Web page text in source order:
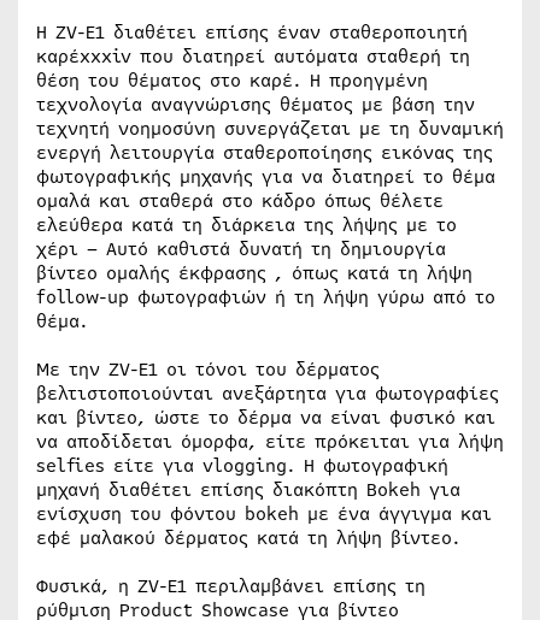
Η ZV-E1 διαθέτει επίσης έναν σταθεροποιητή
καρέxxxiv που διατηρεί αυτόματα σταθερή τη
θέση του θέματος στο καρέ. Η προηγμένη
τεχνολογία αναγνώρισης θέματος με βάση την
τεχνητή νοημοσύνη συνεργάζεται με τη δυναμική
ενεργή λειτουργία σταθεροποίησης εικόνας της
φωτογραφικής μηχανής για να διατηρεί το θέμα
ομαλά και σταθερά στο κάδρο όπως θέλετε
ελεύθερα κατά τη διάρκεια της λήψης με το
χέρι – Αυτό καθιστά δυνατή τη δημιουργία
βίντεο ομαλής έκφρασης , όπως κατά τη λήψη
follow-up φωτογραφιών ή τη λήψη γύρω από το
θέμα.
Με την ZV-E1 οι τόνοι του δέρματος
βελτιστοποιούνται ανεξάρτητα για φωτογραφίες
και βίντεο, ώστε το δέρμα να είναι φυσικό και
να αποδίδεται όμορφα, είτε πρόκειται για λήψη
selfies είτε για vlogging. Η φωτογραφική
μηχανή διαθέτει επίσης διακόπτη Bokeh για
ενίσχυση του φόντου bokeh με ένα άγγιγμα και
εφέ μαλακού δέρματος κατά τη λήψη βίντεο.
Φυσικά, η ZV-E1 περιλαμβάνει επίσης τη
ρύθμιση Product Showcase για βίντεο